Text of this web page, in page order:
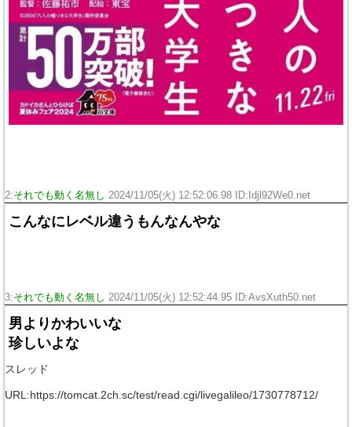
2:それでも動く名無し 2024/11/05(火) 12:52:06.98 ID:Idjl92We0.net
こんなにレベル違うもんなんやな
3:それでも動く名無し 2024/11/05(火) 12:52:44.95 ID:AvsXuth50.net
男よりかわいいな
珍しいよな
スレッド
URL:https://tomcat.2ch.sc/test/read.cgi/livegalileo/1730778712/